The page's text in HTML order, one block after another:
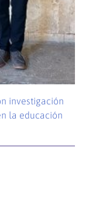
investigación
la educación